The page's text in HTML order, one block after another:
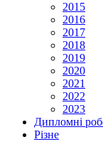
2015
2016
2017
2018
2019
2020
2021
2022
2023
Дипломні
Різне